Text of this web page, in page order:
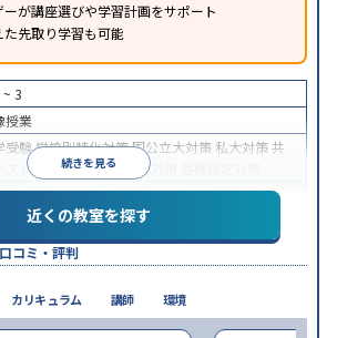
が講座選びや学習計画をサポート
先取り学習も可能
続きを見る
3
授業
受験学校別特化対策国公立大対策 私大対策共
スト対策
英検(英語検定)対策
一貫校生に対応学習にPC・タブレットを利用
目から受講可能季節講習のみの受講可
受験塾・予備校のアンケート調査方法を参照
近くの教室を探す
コミ・評判
カリキュラム 講師 環境